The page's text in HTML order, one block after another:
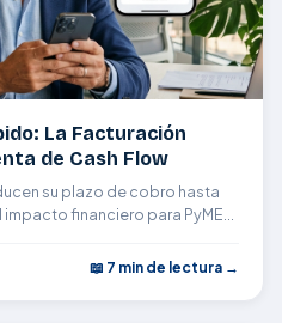
La Facturación
de Cash Flow
su plazo de cobro hasta
financiero para PyMEs
📖 7 min de lectura →